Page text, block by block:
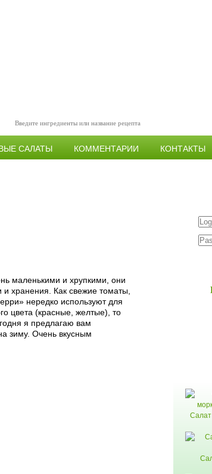
САЛАТЫ КОММЕНТАРИИ КОНТАКТЫ
маленькими и хрупкими, они
и хранения. Как свежие томаты,
нередко используют для
цвета (красные, желтые), то
я предлагаю вам
зиму. Очень вкусным
Салат